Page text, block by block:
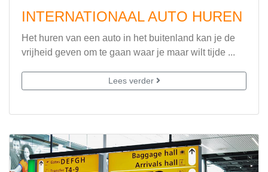
INTERNATIONAAL AUTO HUREN
Het huren van een auto in het buitenland kan je de
vrijheid geven om te gaan waar je maar wilt tijde ...
Lees verder